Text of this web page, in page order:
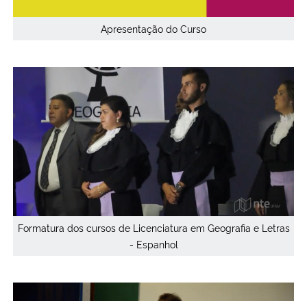
Apresentação do Curso
Formatura dos cursos de Licenciatura em Geografia e Letras
- Espanhol